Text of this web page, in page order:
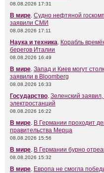
08.08.2026 17:31
В мире. Судно нефтяной
заявили СМИ
08.08.2026 17:11
Наука и техника. Корабль
берегов Италии
08.08.2026 16:49
В мире. Запад и Киев могут
заявили в Bloomberg
08.08.2026 16:33
Государство. Зеленский
электростанций
08.08.2026 16:22
В мире. В Германии проходит
правительства Мерца
08.08.2026 15:56
В мире. В Германии бурно
08.08.2026 15:32
В мире. Европа не смогла